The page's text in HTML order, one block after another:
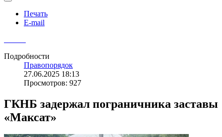
Печать
E-mail
Подробности
Правопорядок
27.06.2025 18:13
Просмотров: 927
ГКНБ задержал пограничника заставы
«Максат»